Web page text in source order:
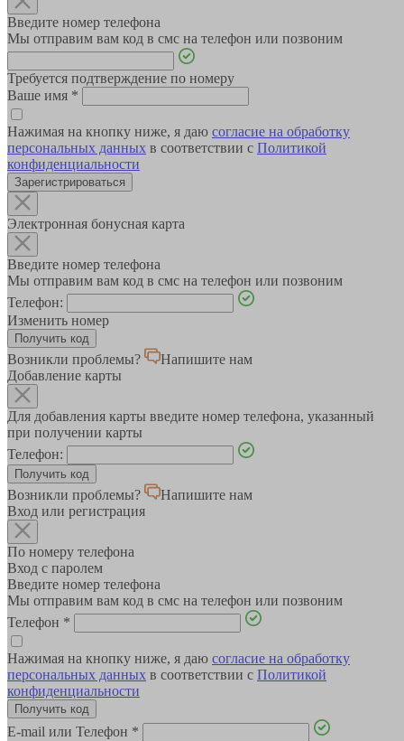
Введите номер телефона
Мы отправим вам код в смс на телефон или позвоним
Требуется подтверждение по номеру
Ваше имя *
Нажимая на кнопку ниже, я даю согласие на обработку
персональных данных в соответствии с Политикой
конфиденциальности
Зарегистрироваться
Электронная бонусная карта
Введите номер телефона
Мы отправим вам код в смс на телефон или позвоним
Телефон:
Изменить номер
Возникли проблемы?
Напишите нам
Добавление карты
Для добавления карты введите номер телефона, указанный
при получении карты
Телефон:
Возникли проблемы?
Напишите нам
Вход или регистрация
По номеру телефона
Вход с паролем
Введите номер телефона
Мы отправим вам код в смс на телефон или позвоним
Телефон *
Нажимая на кнопку ниже, я даю согласие на обработку
персональных данных в соответствии с Политикой
конфиденциальности
E-mail или Телефон *